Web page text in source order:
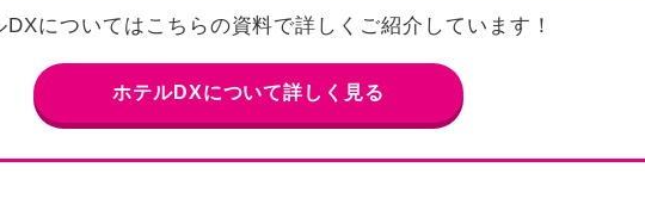
DXについてはこちらの資料で詳しくご紹介しています！
ホテルDXについて詳しく見る